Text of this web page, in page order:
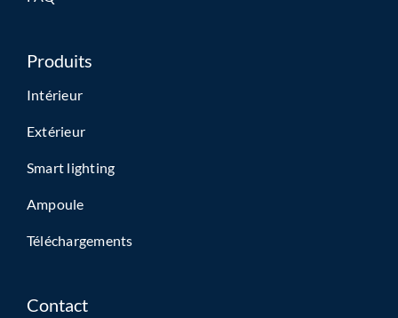
Produits
Intérieur
Extérieur
Smart lighting
Ampoule
Téléchargements
Contact